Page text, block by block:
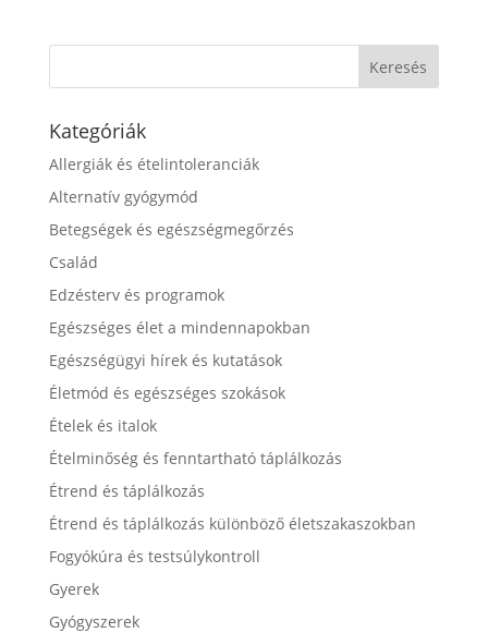
Kategóriák
Allergiák és ételintoleranciák
Alternatív gyógymód
Betegségek és egészségmegőrzés
Család
Edzésterv és programok
Egészséges élet a mindennapokban
Egészségügyi hírek és kutatások
Életmód és egészséges szokások
Ételek és italok
Ételminőség és fenntartható táplálkozás
Étrend és táplálkozás
Étrend és táplálkozás különböző életszakaszokban
Fogyókúra és testsúlykontroll
Gyerek
Gyógyszerek